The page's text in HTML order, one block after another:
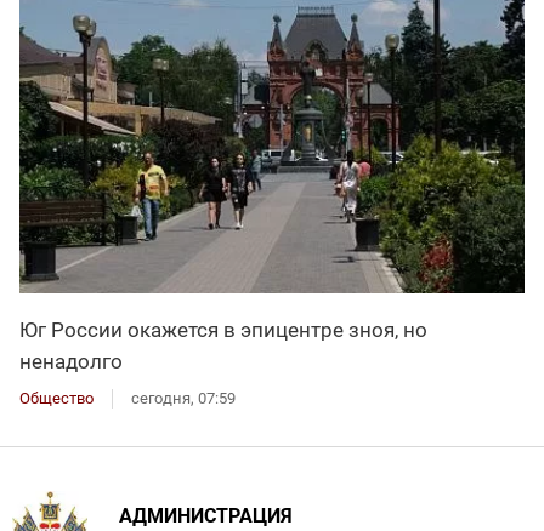
Юг России окажется в эпицентре зноя, но
ненадолго
Общество сегодня, 07:59
АДМИНИСТРАЦИЯ